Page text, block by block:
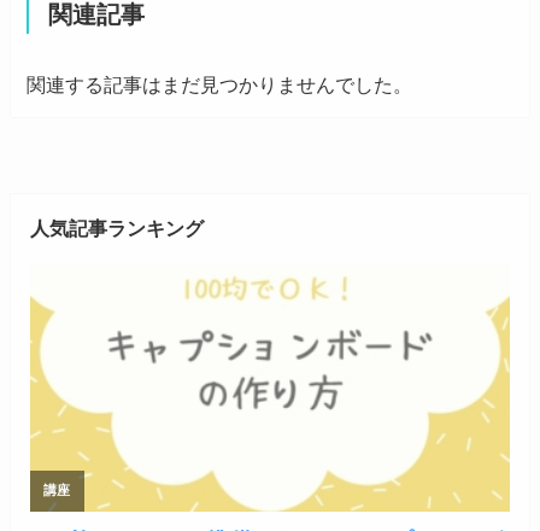
関連記事
関連する記事はまだ見つかりませんでした。
人気記事ランキング